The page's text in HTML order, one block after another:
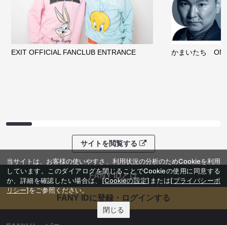
EXIT OFFICIAL FANCLUB ENTRANCE かまいたち
サイトを閲覧する
FANY IDとは
FANY IDに登録・ログインする
当サイトは、お客様の使いやすさ、利用状況の分析のためCookieを利用
しています。このダイアログを閉じることでCookieの使用に同意する
か、詳細を確認したい場合は、[Cookieの設定] または[プライバシーポ
リシー]をご参照ください。
閉じる